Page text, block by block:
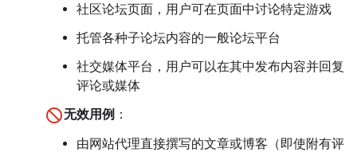
社区论坛页面，用户可在页面中讨论特定游戏
托管各种子论坛内容的一般论坛平台
社交媒体平台，用户可以在其中发布内容并回复
评论或媒体
无效用例 ：
由网站代理直接撰写的文章或博客（即使附有评